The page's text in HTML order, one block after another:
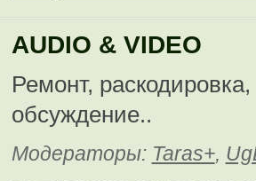
AUDIO & VIDEO
Ремонт,
обсуждение..
Модераторы: Taras+,